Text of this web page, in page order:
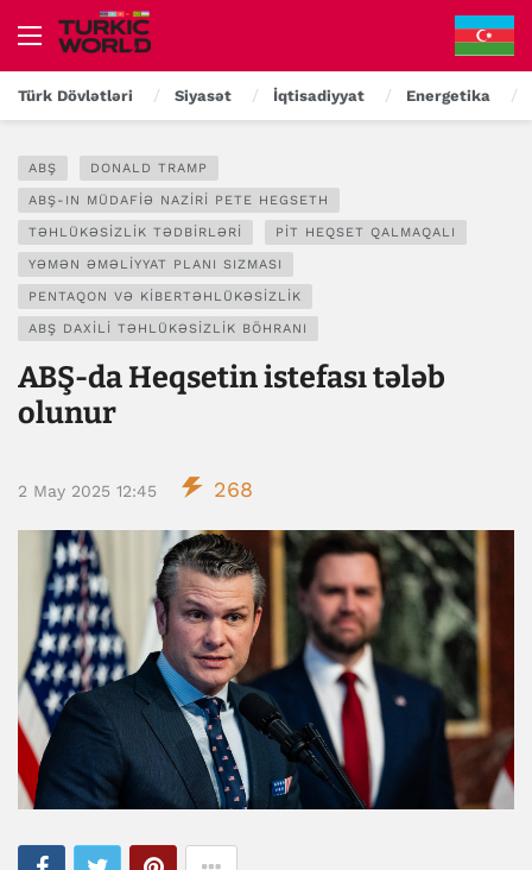
Türk Dövlətləri Siyasət İqtisadiyyat Energetika
ABŞ DONALD TRAMP
ABŞ-IN MÜDAFIƏ NAZIRI PETE HEGSETH
TƏHLÜKƏSIZLIK TƏDBIRLƏRI PIT HEQSET QALMAQALI
YƏMƏN ƏMƏLIYYAT PLANI SIZMASI
PENTAQON VƏ KIBERTƏHLÜKƏSIZLIK
ABŞ DAXILI TƏHLÜKƏSIZLIK BÖHRANI
ABŞ-da Heqsetin istefası tələb
olunur
2 May 2025 12:45 268